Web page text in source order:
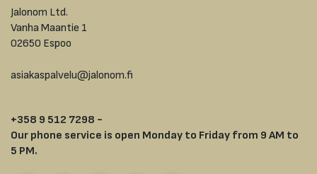
Jalonom Ltd.
Vanha Maantie 1
02650 Espoo
asiakaspalvelu@jalonom.fi
+358 9 512 7298 -
Our phone service is open Monday to Friday from 9 AM to
5 PM.